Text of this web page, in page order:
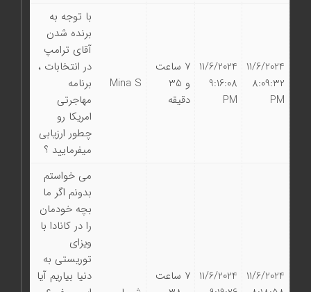
11/6/2024
8:09:32
PM
11/6/2024
9:16:08
PM
7 ساعت
و 35
دقیقه
Mina S
با توجه به
برنده شدن
آقای ترامپ
در انتخابات ،
برنامه
مهاجرتی
امریکا رو
چطور ارزیابی
میفرمایید ؟
11/6/2024
11/6/2024
7 ساعت
می خواستم
بدونم اگر ما
بچه خودمان
را در کانادا با
ویزای
توریستی به
دنیا بیاریم آیا